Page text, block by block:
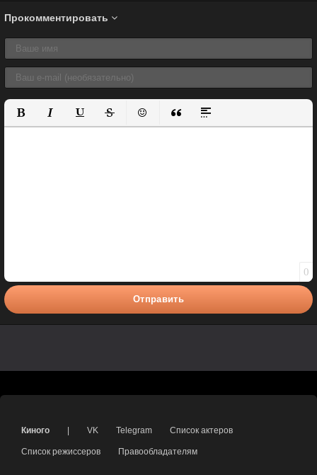
Прокомментировать
Полужирный
КурсивПодчеркнутый
ЗачеркнутыйВставить смайлик
Вставка цитаты
Вставка спойлера
0
Отправить
Киного VK Telegram Список актеров
Список режиссеров Правообладателям